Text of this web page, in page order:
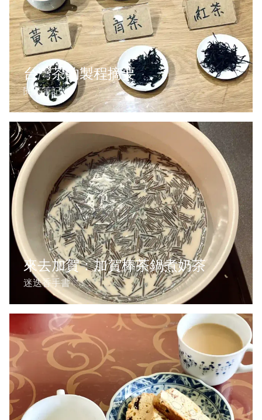
台灣茶的製程摘要
閱茶筆記
來去加賀：加賀棒茶鍋煮奶茶
迷迭香手書